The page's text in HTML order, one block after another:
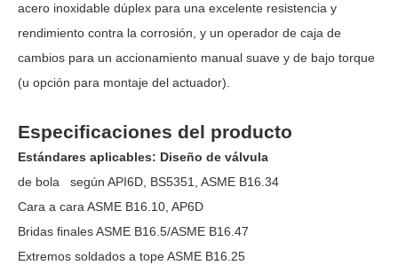
acero inoxidable dúplex para una excelente resistencia y
rendimiento contra la corrosión, y un operador de caja de
cambios para un accionamiento manual suave y de bajo torque
(u opción para montaje del actuador).
Especificaciones del producto
Estándares aplicables: Diseño de válvula
de bola según API6D, BS5351, ASME B16.34
Cara a cara ASME B16.10, AP6D
Bridas finales ASME B16.5/ASME B16.47
Extremos soldados a tope ASME B16.25